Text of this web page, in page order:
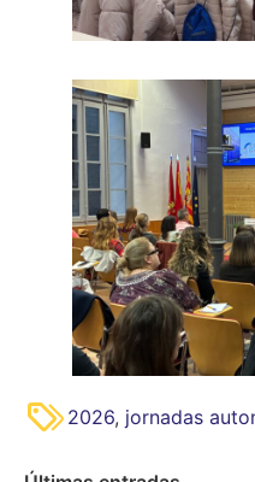
2026, jornadas